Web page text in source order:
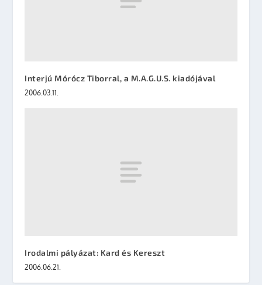
Interjú Mórócz Tiborral, a M.A.G.U.S. kiadójával
2006.03.11.
Irodalmi pályázat: Kard és Kereszt
2006.06.21.